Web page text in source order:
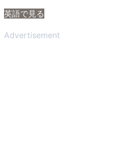
英語で見る
Advertisement